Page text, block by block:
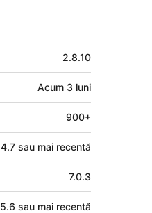
2.8.10
Acum 3 luni
900+
4.7 sau mai recentă
7.0.3
5.6 sau mai recentă